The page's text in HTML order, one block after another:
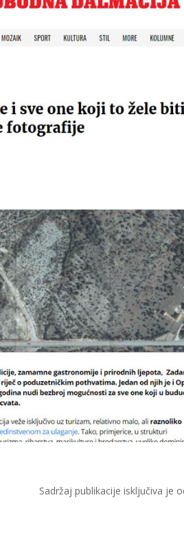
Sadržaj publikacije isključiva je